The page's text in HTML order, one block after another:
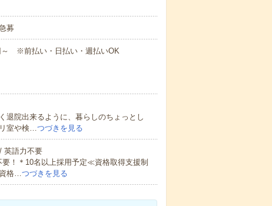
募
～ ※前払い・日払い・週払いOK
退院出来るように、暮らしのちょっとし
室や検…つづきを見る
英語力不要
要！＊10名以上採用予定≪資格取得支援制
格…つづきを見る